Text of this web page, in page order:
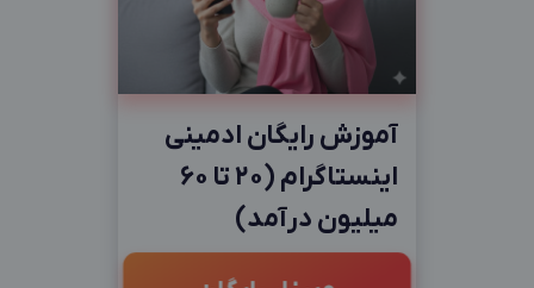
آموزش رایگان ادمینی
اینستاگرام (20 تا 60
میلیون درآمد)